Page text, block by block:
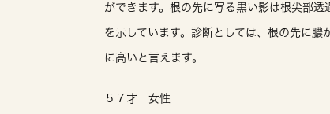
ができます。根の先に写る黒い影は根尖部
を示しています。診断としては、根の先に
に高いと言えます。
５７才 女性